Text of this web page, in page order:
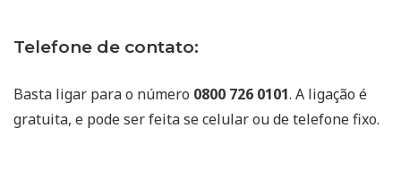
Telefone de contato:
Basta ligar para o número 0800 726 0101. A ligação é
gratuita, e pode ser feita se celular ou de telefone fixo.